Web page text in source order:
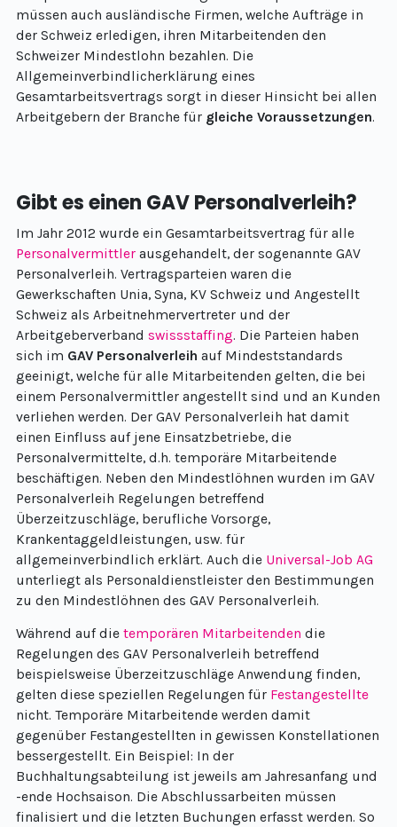
müssen auch ausländische Firmen, welche Aufträge in
der Schweiz erledigen, ihren Mitarbeitenden den
Schweizer Mindestlohn bezahlen. Die
Allgemeinverbindlicherklärung eines
Gesamtarbeitsvertrags sorgt in dieser Hinsicht bei allen
Arbeitgebern der Branche für gleiche Voraussetzungen.
Gibt es einen GAV Personalverleih?
Im Jahr 2012 wurde ein Gesamtarbeitsvertrag für alle
Personalvermittlerausgehandelt, der sogenannte GAV
Personalverleih. Vertragsparteien waren die
Gewerkschaften Unia, Syna, KV Schweiz und Angestellt
Schweiz als Arbeitnehmervertreter und der
Arbeitgeberverband swissstaffing. Die Parteien haben
sich im GAV Personalverleih auf Mindeststandards
geeinigt, welche für alle Mitarbeitenden gelten, die bei
einem Personalvermittler angestellt sind und an Kunden
verliehen werden. Der GAV Personalverleih hat damit
einen Einfluss auf jene Einsatzbetriebe, die
Personalvermittelte, d.h. temporäre Mitarbeitende
beschäftigen. Neben den Mindestlöhnen wurden im GAV
Personalverleih Regelungen betreffend
Überzeitzuschläge, berufliche Vorsorge,
Krankentaggeldleistungen, usw. für
allgemeinverbindlich erklärt. Auch die Universal-Job AG
unterliegt als Personaldienstleister den Bestimmungen
zu den Mindestlöhnen des GAV Personalverleih.
Während auf die temporären Mitarbeitenden die
Regelungen des GAV Personalverleih betreffend
beispielsweise Überzeitzuschläge Anwendung finden,
gelten diese speziellen Regelungen für Festangestellte
nicht. Temporäre Mitarbeitende werden damit
gegenüber Festangestellten in gewissen Konstellationen
bessergestellt. Ein Beispiel: In der
Buchhaltungsabteilung ist jeweils am Jahresanfang und
-ende Hochsaison. Die Abschlussarbeiten müssen
finalisiert und die letzten Buchungen erfasst werden. So